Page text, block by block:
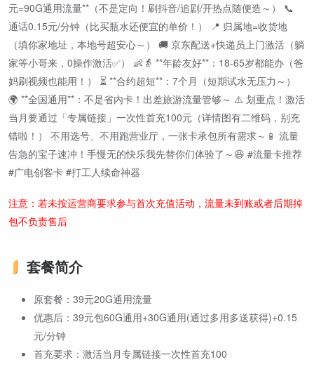
元=90G通用流量**（不是定向！刷抖音/追剧/开热点随便造～） 📞
通话0.15元/分钟（比买瓶水还便宜的单价！） 📍 归属地=收货地
（填你家地址，本地号超安心～） 🚚 京东配送+快递员上门激活（躺
家等小哥来，0操作激活✅） 👶👵 **年龄友好**：18-65岁都能办（爸
妈刷视频也能用！） ⏳ **合约超短**：7个月（短期试水无压力～）
🌍 **全国通用**：不是省内卡！出差旅游流量管够～ ⚠️ 划重点！激活
当月要通过「专属链接」一次性首充100元（详情图有二维码，别充
错啦！） 不用选号、不用跑营业厅，一张卡承包所有需求～📱 流量
告急的宝子速冲！手慢无的快乐我先替你们体验了～😆 #流量卡推荐
#广电创客卡 #打工人续命神器
注意：若未按运营商要求参与首次充值活动，流量未到账或者后期掉
包不负责售后
套餐简介
原套餐：39元20G通用流量
优惠后：39元包60G通用+30G通用(通过多用多送获得)+0.15
元/分钟
首充要求：激活当月专属链接一次性首充100